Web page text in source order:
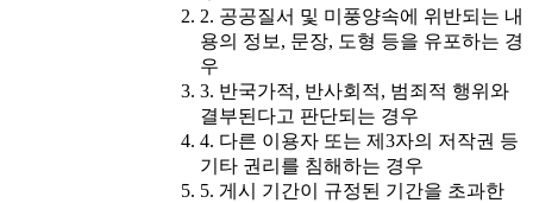
2. 공공질서 및 미풍양속에 위반되는 내
용의 정보, 문장, 도형 등을 유포하는 경
우
3. 반국가적, 반사회적, 범죄적 행위와
결부된다고 판단되는 경우
4. 다른 이용자 또는 제3자의 저작권 등
기타 권리를 침해하는 경우
5. 게시 기간이 규정된 기간을 초과한